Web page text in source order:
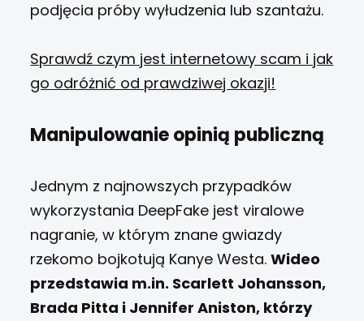
podjęcia próby wyłudzenia lub szantażu.
Sprawdź czym jest internetowy scam i jak
go odróżnić od prawdziwej okazji!
Manipulowanie opinią publiczną
Jednym z najnowszych przypadków
wykorzystania DeepFake jest viralowe
nagranie, w którym znane gwiazdy
rzekomo bojkotują Kanye Westa.Wideo
przedstawia m.in. Scarlett Johansson,
Brada Pitta i Jennifer Aniston, którzy